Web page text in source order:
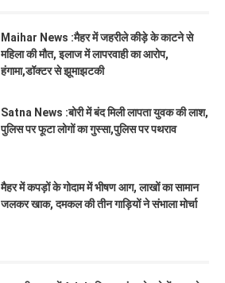
Maihar News :मैहर में जहरीले कीड़े के काटने से
महिला की मौत, इलाज में लापरवाही का आरोप,
हंगामा,डॉक्टर से झूमाझटकी
Satna News :बोरी में बंद मिली लापता युवक की लाश,
पुलिस पर फूटा लोगों का गुस्सा,पुलिस पर पथराव
मैहर में कपड़ों के गोदाम में भीषण आग, लाखों का सामान
जलकर खाक, दमकल की तीन गाड़ियों ने संभाला मोर्चा